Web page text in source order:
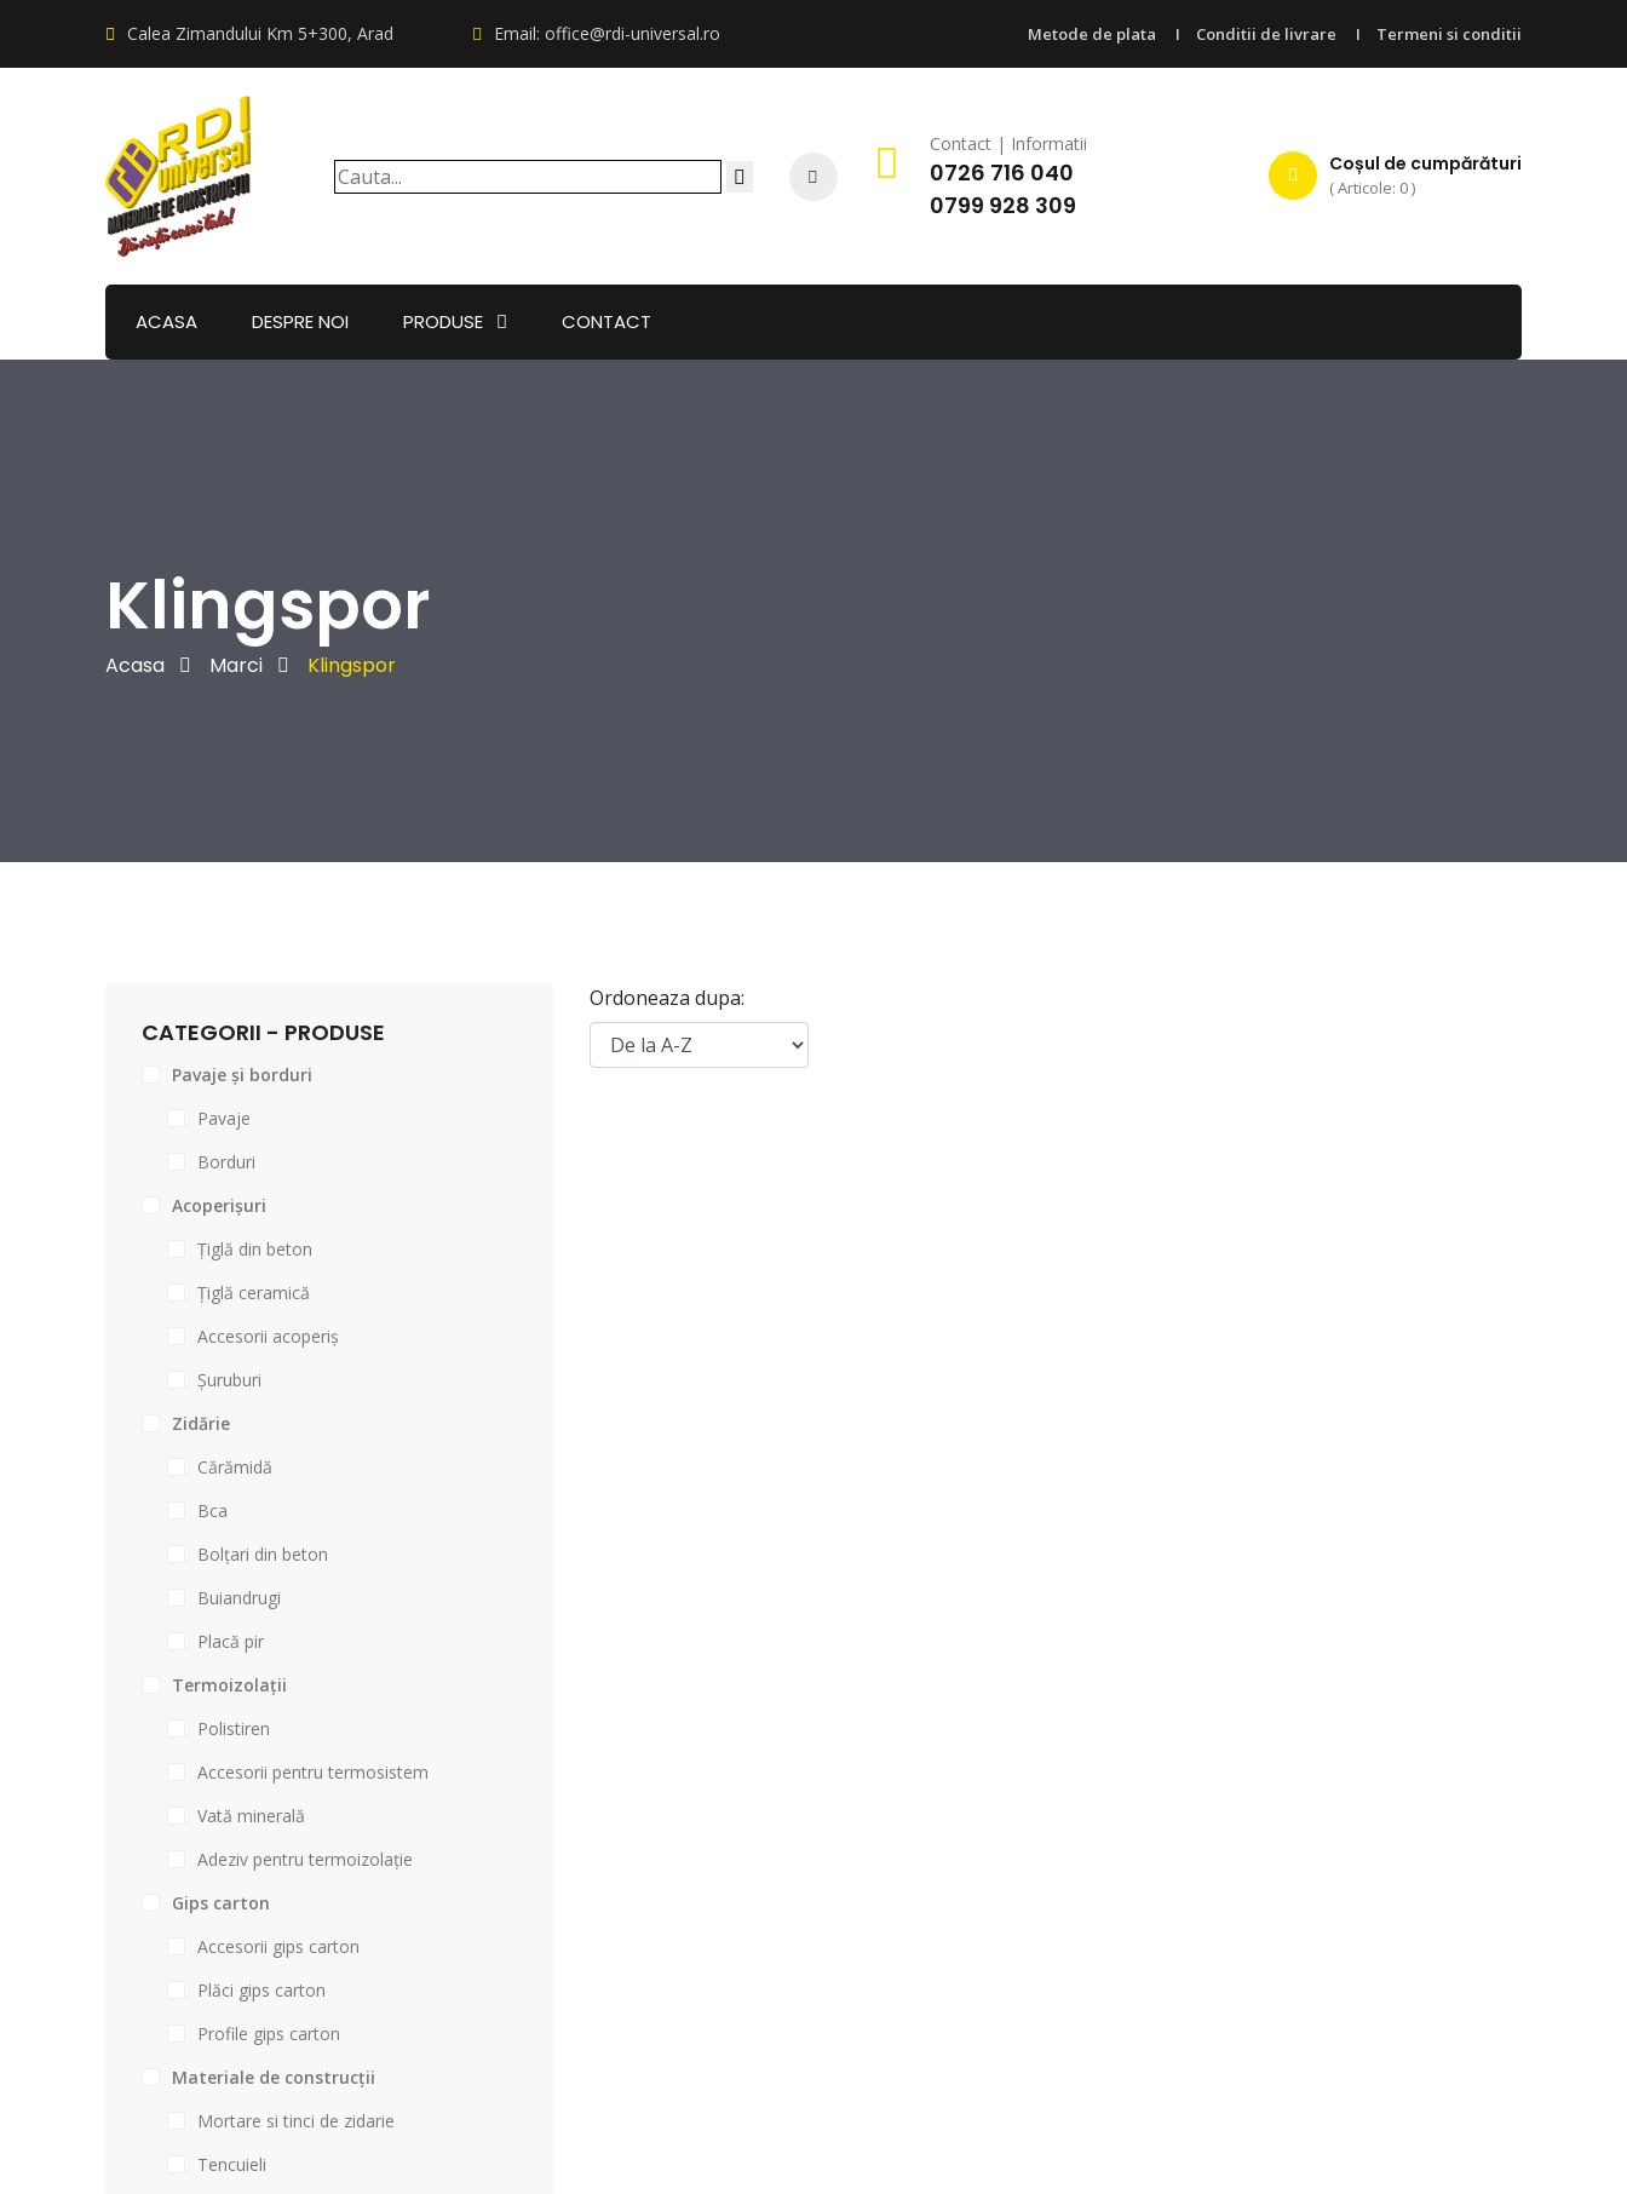
Calea Zimandului Km 5+300, Arad Email: office@rdi-universal.ro Metode de plata Conditii de livrare Termeni si conditii
Contact | Informatii
0726 716 040
0799 928 309
Coșul de cumpărături
( Articole: 0 )
ACASA DESPRE NOI PRODUSE CONTACT
Klingspor
Acasa Marci Klingspor
CATEGORII - PRODUSE
Pavaje și borduri
Pavaje
Borduri
Acoperișuri
Țiglă din beton
Țiglă ceramică
Accesorii acoperiș
Șuruburi
Zidărie
Cărămidă
Bca
Bolțari din beton
Buiandrugi
Placă pir
Termoizolații
Polistiren
Accesorii pentru termosistem
Vată minerală
Adeziv pentru termoizolație
Gips carton
Accesorii gips carton
Plăci gips carton
Profile gips carton
Materiale de construcții
Mortare si tinci de zidarie
Tencuieli
Ordoneaza dupa: